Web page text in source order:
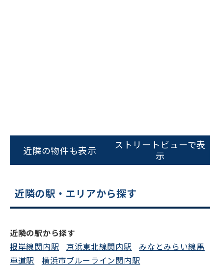
近隣の物件も表示
ストリートビューで表
示
近隣の駅・エリアから探す
近隣の駅から探す
根岸線関内駅
京浜東北線関内駅
みなとみらい線馬
車道駅
横浜市ブルーライン関内駅